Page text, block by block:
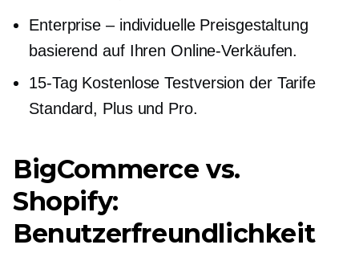
Enterprise – individuelle Preisgestaltung
basierend auf Ihren Online-Verkäufen.
15-Tag Kostenlose Testversion der Tarife
Standard, Plus und Pro.
BigCommerce vs.
Shopify:
Benutzerfreundlichkeit